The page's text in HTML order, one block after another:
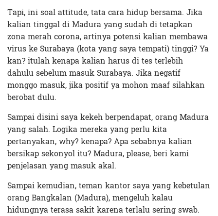
Tapi, ini soal attitude, tata cara hidup bersama. Jika
kalian tinggal di Madura yang sudah di tetapkan
zona merah corona, artinya potensi kalian membawa
virus ke Surabaya (kota yang saya tempati) tinggi? Ya
kan? itulah kenapa kalian harus di tes terlebih
dahulu sebelum masuk Surabaya. Jika negatif
monggo masuk, jika positif ya mohon maaf silahkan
berobat dulu.
Sampai disini saya kekeh berpendapat, orang Madura
yang salah. Logika mereka yang perlu kita
pertanyakan, why? kenapa? Apa sebabnya kalian
bersikap sekonyol itu? Madura, please, beri kami
penjelasan yang masuk akal.
Sampai kemudian, teman kantor saya yang kebetulan
orang Bangkalan (Madura), mengeluh kalau
hidungnya terasa sakit karena terlalu sering swab.